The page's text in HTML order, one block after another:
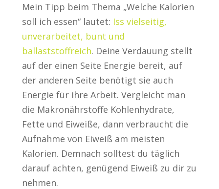
Mein Tipp beim Thema „Welche Kalorien
soll ich essen“ lautet: Iss vielseitig,
unverarbeitet, bunt und
ballaststoffreich. Deine Verdauung stellt
auf der einen Seite Energie bereit, auf
der anderen Seite benötigt sie auch
Energie für ihre Arbeit. Vergleicht man
die Makronährstoffe Kohlenhydrate,
Fette und Eiweiße, dann verbraucht die
Aufnahme von Eiweiß am meisten
Kalorien. Demnach solltest du täglich
darauf achten, genügend Eiweiß zu dir zu
nehmen.